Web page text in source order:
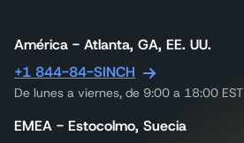
América - Atlanta, GA, EE. UU.
+1 844-84-SINCH
De lunes a viernes, de 9:00 a 18:00 EST
EMEA - Estocolmo, Suecia